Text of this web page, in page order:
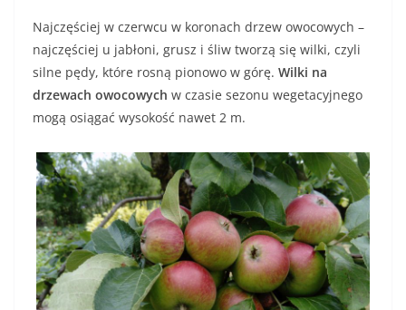
Najczęściej w czerwcu w koronach drzew owocowych –
najczęściej u jabłoni, grusz i śliw tworzą się wilki, czyli
silne pędy, które rosną pionowo w górę. Wilki na
drzewach owocowych w czasie sezonu wegetacyjnego
mogą osiągać wysokość nawet 2 m.